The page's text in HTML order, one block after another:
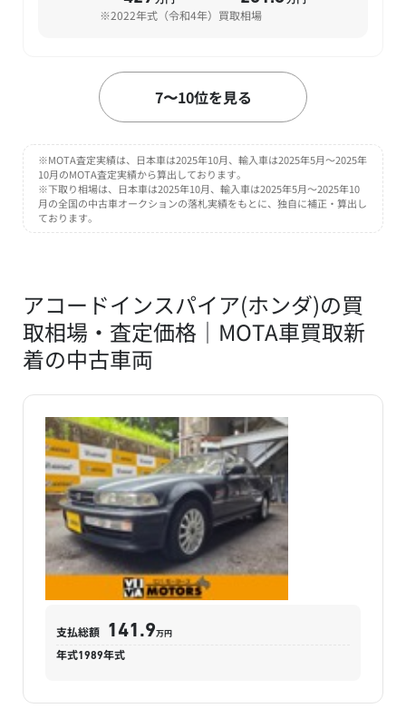
※2022年式（令和4年）買取相場
ホンダ
車買取価格38.5万円
UP
MOTA査定実績
〜 155万円
一般買取・査定下取り相場
116.5万円
位 ホンダ
ライフ
MOTA査定実績 一般買取・査定下取り相場
※2011年式（平成23年）買取相場
ホンダ
N-ONE
車買取価格 46.9
MOTA査定実績一般買取・査定下取り相場
※2021年式（令和3年）買取相場
10
7〜10位を見る
※MOTA査定実績は、日本車は2025年10月、輸入車は2025年5月～2025年
10月のMOTA査定実績から算出しております。
※下取り相場は、日本車は2025年10月、輸入車は2025年5月～2025年10
月の全国の中古車オークションの落札実績をもとに、独自に補正・算出し
ております。
アコードインスパイア(ホンダ)の買
取相場・査定価格｜MOTA車買取新
着の中古車両
支払総額 141.9万円
年式1989年式